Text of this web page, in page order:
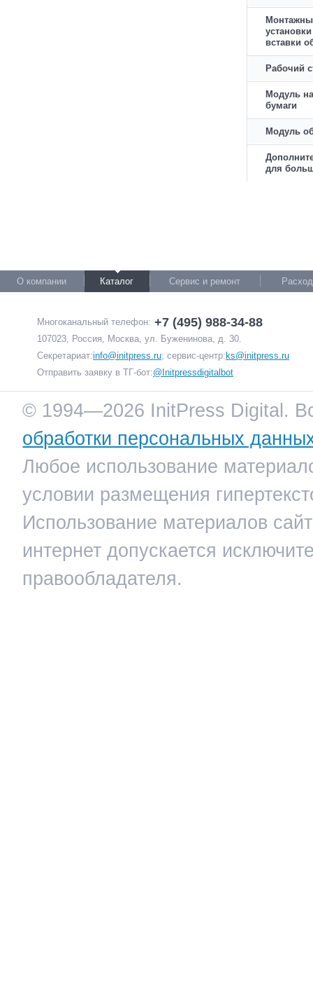
вставки
Рабочий
Модуль
бумаги
Модуль
для
О компании Каталог Сервис и ремонт
Многоканальный телефон: +7 (495) 988-34-88
107023, Россия, Москва, ул. Буженинова, д. 30.
Секретариат:info@initpress.ru; сервис-центр: ks@initpress.ru
Отправить заявку в ТГ-бот:@Initpressdigitalbot
© 1994—2026 InitPress Digital.
обработки персональных
Любое использование
условии размещения
Использование материалов
интернет допускается
правообладателя.